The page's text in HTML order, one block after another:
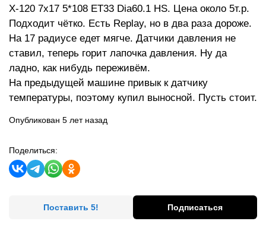
X-120 7x17 5*108 ET33 Dia60.1 HS. Цена около 5т.р.
Подходит чётко. Есть Replay, но в два раза дороже.
На 17 радиусе едет мягче. Датчики давления не
ставил, теперь горит лапочка давления. Ну да
ладно, как нибудь переживём.
На предыдущей машине привык к датчику
температуры, поэтому купил выносной. Пусть стоит.
Опубликован 5 лет назад
Поделиться:
Поставить 5! Подписаться